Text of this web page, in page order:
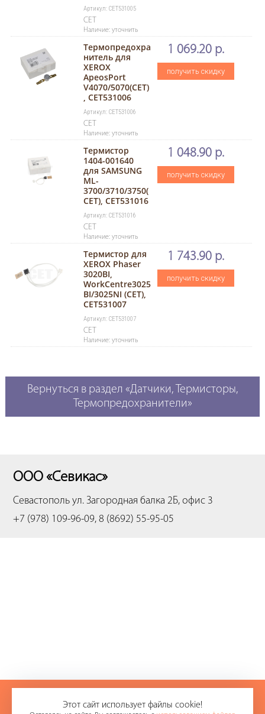
Артикул: CET531005
CET
Наличие: уточнить
Термопредохра
нитель для
XEROX
ApeosPort
V4070/5070(CET)
, CET531006
Артикул: CET531006
CET
Наличие: уточнить
1 069.20 р.
получить скидку
Термистор
1404-001640
для SAMSUNG
ML-
3700/3710/3750(
CET), CET531016
Артикул: CET531016
CET
Наличие: уточнить
1 048.90 р.
получить скидку
Термистор для
XEROX Phaser
3020BI,
WorkCentre3025
BI/3025NI (CET),
CET531007
Артикул: CET531007
CET
Наличие: уточнить
1 743.90 р.
получить скидку
Вернуться в раздел «Датчики, Термисторы,
Термопредохранители»
ООО «Севикас»
Севастополь ул. Загородная балка 2Б, офис 3
+7 (978) 109-96-09, 8 (8692) 55-95-05
+7 (978) 109-96-09
Этот сайт использует файлы cookie!